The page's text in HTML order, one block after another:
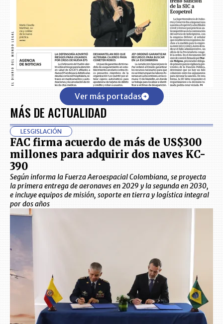
Ver más portadas
MÁS DE ACTUALIDAD
LESGISLACIÓN
FAC firma acuerdo de más de US$300
millones para adquirir dos naves KC-
390
Según informa la Fuerza Aeroespacial Colombiana, se proyecta
la primera entrega de aeronaves en 2029 y la segunda en 2030,
e incluye equipos de misión, soporte en tierra y logística integral
por dos años